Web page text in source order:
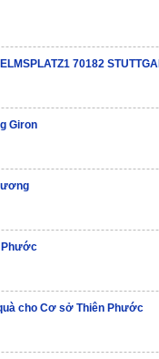
70182
Giron
Phước
cho Cơ sở Thiên Phước